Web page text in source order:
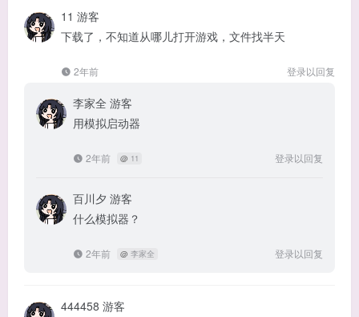
11 游客
下载了，不知道从哪儿打开游戏，文件找半天
2年前 登录以回复
李家全 游客
用模拟启动器
2年前 @ 11 登录以回复
百川夕 游客
什么模拟器？
2年前 @ 李家全 登录以回复
444458 游客